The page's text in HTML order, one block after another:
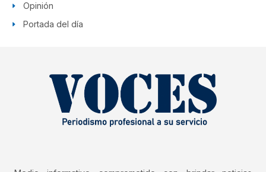
Opinión
Portada del día